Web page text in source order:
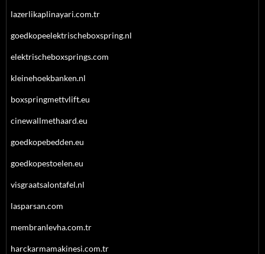
lazerlikaplinayari.com.tr
goedkopeelektrischeboxspring.nl
elektrischeboxsprings.com
kleinehoekbanken.nl
boxspringmettvlift.eu
cinewallmethaard.eu
goedkopebedden.eu
goedkopestoelen.eu
visgraatsalontafel.nl
lasparsan.com
membranlevha.com.tr
harckarmamakinesi.com.tr